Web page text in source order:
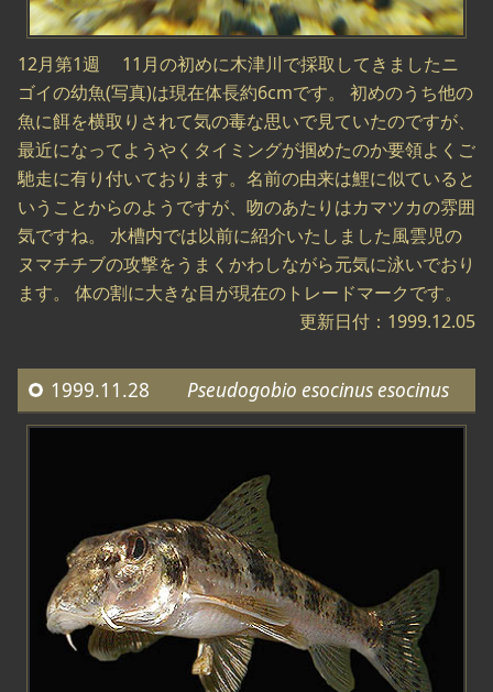
12月第1週 11月の初めに木津川で採取してきましたニ
ゴイの幼魚(写真)は現在体長約6cmです。 初めのうち他の
魚に餌を横取りされて気の毒な思いで見ていたのですが、
最近になってようやくタイミングが掴めたのか要領よくご
馳走に有り付いております。名前の由来は鯉に似ていると
いうことからのようですが、吻のあたりはカマツカの雰囲
気ですね。 水槽内では以前に紹介いたしました風雲児の
ヌマチチブの攻撃をうまくかわしながら元気に泳いでおり
ます。 体の割に大きな目が現在のトレードマークです。
更新日付：1999.12.05
1999.11.28 Pseudogobio esocinus esocinus